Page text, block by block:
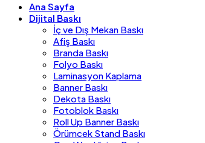
Ana Sayfa
Dijital Baskı
İç ve Dış Mekan Baskı
Afiş Baskı
Branda Baskı
Folyo Baskı
Laminasyon Kaplama
Banner Baskı
Dekota Baskı
Fotoblok Baskı
Roll Up Banner Baskı
Örümcek Stand Baskı